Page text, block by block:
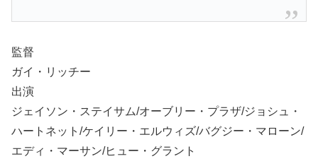
監督
ガイ・リッチー
出演
ジェイソン・ステイサム/オーブリー・プラザ/ジョシュ・
ハートネット/ケイリー・エルウィズ/バグジー・マローン/
エディ・マーサン/ヒュー・グラント